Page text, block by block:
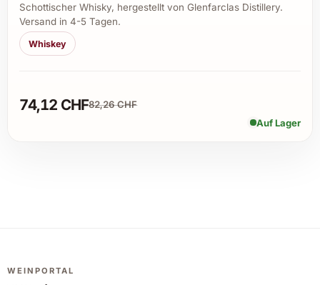
Schottischer Whisky, hergestellt von Glenfarclas Distillery.
Versand in 4-5 Tagen.
Whiskey
74,12 CHF82,26 CHF
Auf Lager
WEINPORTAL